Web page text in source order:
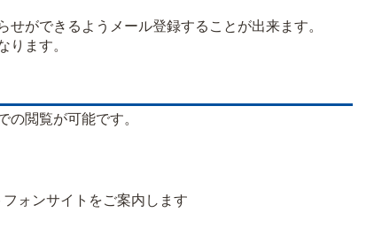
ができるようメール登録することが出来ます。
ます。
閲覧が可能です。
ォンサイトをご案内します